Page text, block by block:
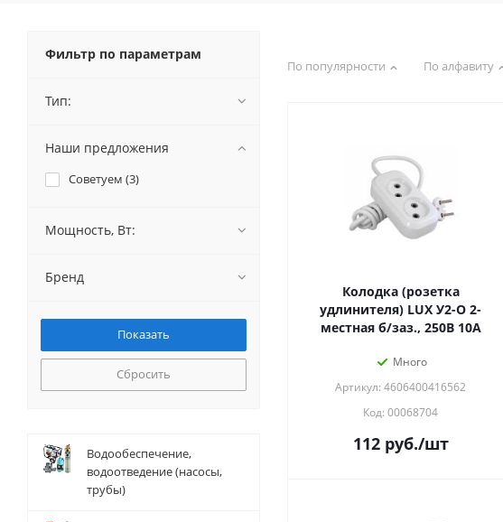
По популярности По алфавиту
Колодка (розетка
удлинителя) LUX У2-О 2-
местная б/заз., 250В 10А
Много
Артикул: 4606400416562
Код: 00068704
112руб./шт
Фильтр по параметрам
Тип:
Наши предложения
Советуем (3)
Мощность, Вт:
Бренд
Сбросить
Водообеспечение,
водоотведение (насосы,
трубы)